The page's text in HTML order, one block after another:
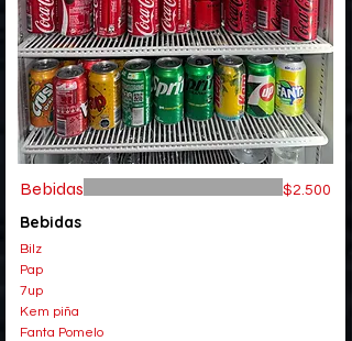
Bebidas $2.500
Bebidas
Bilz
Pap
7up
Kem piña
Fanta Pomelo